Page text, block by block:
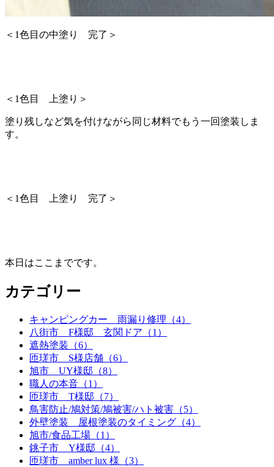
＜1色目の中塗り 完了＞
＜1色目 上塗り＞
塗り残しなど気を付けながら同じ材料でもう一回塗装しま
す。
＜1色目 上塗り 完了＞
本日はここまでです。
カテゴリー
キャンピングカー 雨漏り修理（4）
八街市 F様邸 玄関ドア（1）
遮熱塗装（6）
匝瑳市 S様店舗（6）
旭市 UY様邸（8）
職人の本音（1）
匝瑳市 T様邸（7）
鳥害防止/鳩対策/鳩被害/ハト被害（5）
外壁塗装 屋根塗装のタイミング（4）
旭市/食品工場（1）
銚子市 Y様邸（4）
匝瑳市 amber lux 様（3）